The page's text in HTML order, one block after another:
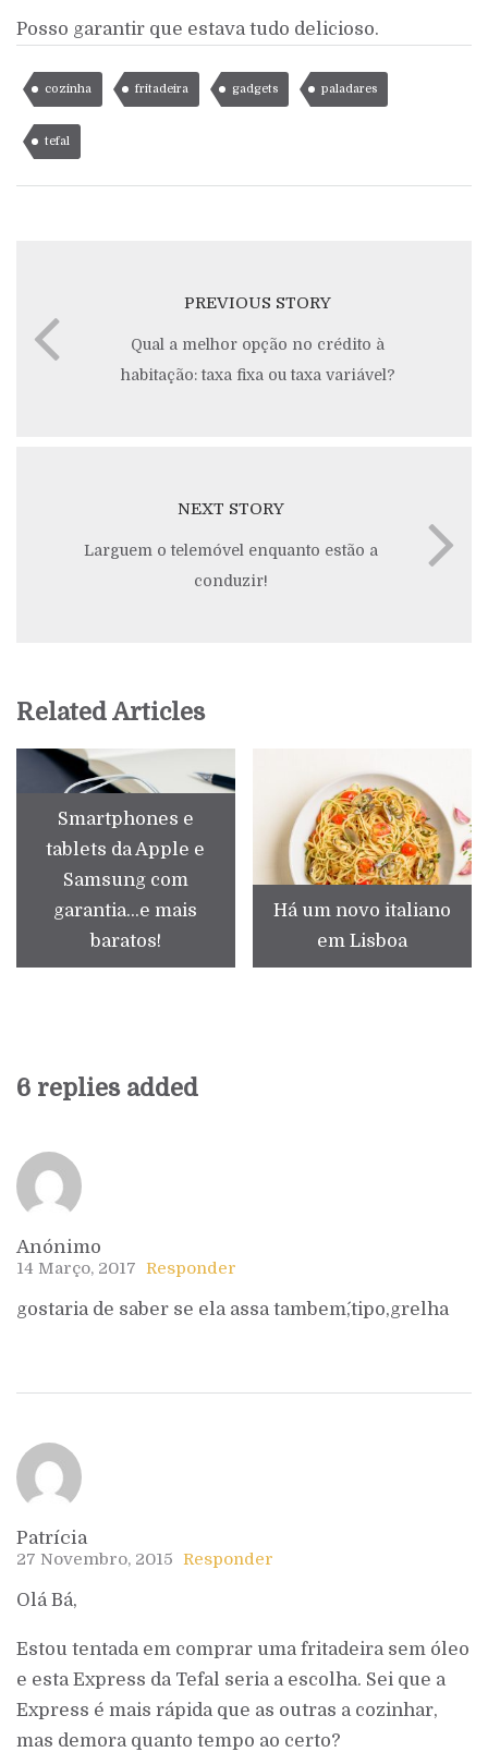
Posso garantir que estava tudo delicioso.
cozinha fritadeira gadgets paladares
tefal
PREVIOUS STORY
Qual a melhor opção no crédito à
habitação: taxa fixa ou taxa variável?
NEXT STORY
Larguem o telemóvel enquanto estão a
conduzir!
Related Articles
Smartphones e
tablets da Apple e
Samsung com
garantia...e mais
baratos!
Há um novo italiano
em Lisboa
6 replies added
Anónimo
14 Março, 2017 Responder
gostaria de saber se ela assa tambem´,tipo,grelha
Patrícia
27 Novembro, 2015 Responder
Olá Bá,
Estou tentada em comprar uma fritadeira sem óleo
e esta Express da Tefal seria a escolha. Sei que a
Express é mais rápida que as outras a cozinhar,
mas demora quanto tempo ao certo?